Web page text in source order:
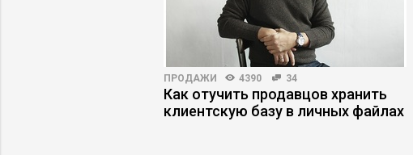
ПРОДАЖИ 4390 34
Как отучить продавцов хранить
клиентскую базу в личных файлах